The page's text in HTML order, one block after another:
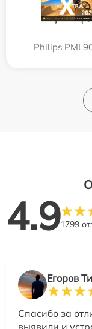
Philips
4.91799
Егоров
Спасибо за